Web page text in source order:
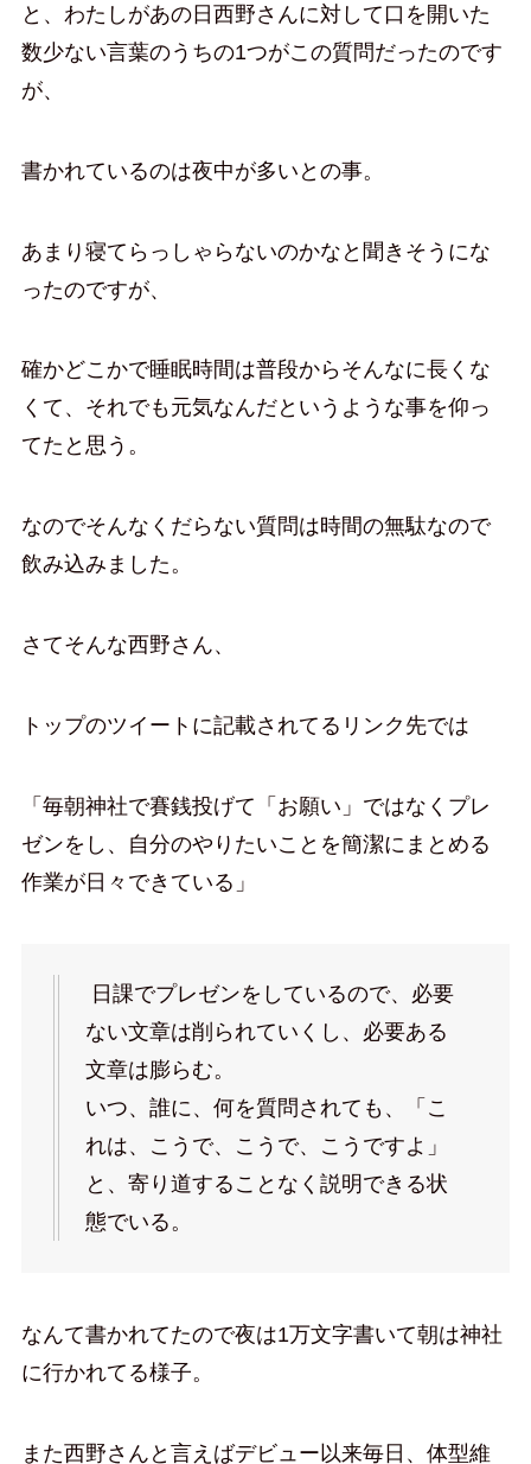
と、わたしがあの日西野さんに対して口を開いた
数少ない言葉のうちの1つがこの質問だったのです
が、
書かれているのは夜中が多いとの事。
あまり寝てらっしゃらないのかなと聞きそうにな
ったのですが、
確かどこかで睡眠時間は普段からそんなに長くな
くて、それでも元気なんだというような事を仰っ
てたと思う。
なのでそんなくだらない質問は時間の無駄なので
飲み込みました。
さてそんな西野さん、
トップのツイートに記載されてるリンク先では
「毎朝神社で賽銭投げて「お願い」ではなくプレ
ゼンをし、自分のやりたいことを簡潔にまとめる
作業が日々できている」
日課でプレゼンをしているので、必要
ない文章は削られていくし、必要ある
文章は膨らむ。
いつ、誰に、何を質問されても、「こ
れは、こうで、こうで、こうですよ」
と、寄り道することなく説明できる状
態でいる。
なんて書かれてたので夜は1万文字書いて朝は神社
に行かれてる様子。
また西野さんと言えばデビュー以来毎日、体型維